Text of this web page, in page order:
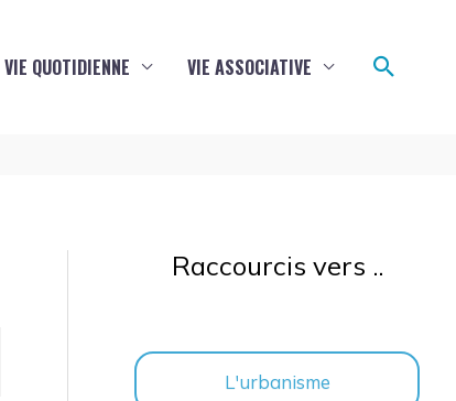
VIE QUOTIDIENNE VIE ASSOCIATIVE
Raccourcis vers ..
L'urbanisme